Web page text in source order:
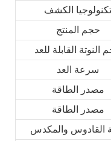
تكنولوجيا الكشف
حجم المنتج
النوتة القابلة للعد
سرعة العد
مصدر الطاقة
مصدر الطاقة
القادوس والمكدس